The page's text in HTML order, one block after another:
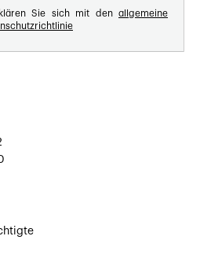
Sie sich mit den allgemeine